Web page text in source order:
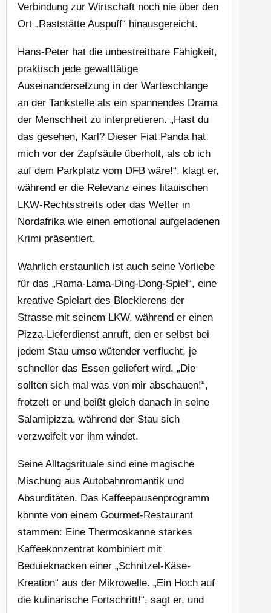
Verbindung zur Wirtschaft noch nie über den
Ort „Raststätte Auspuff“ hinausgereicht.
Hans-Peter hat die unbestreitbare Fähigkeit,
praktisch jede gewalttätige
Auseinandersetzung in der Warteschlange
an der Tankstelle als ein spannendes Drama
der Menschheit zu interpretieren. „Hast du
das gesehen, Karl? Dieser Fiat Panda hat
mich vor der Zapfsäule überholt, als ob ich
auf dem Parkplatz vom DFB wäre!“, klagt er,
während er die Relevanz eines litauischen
LKW-Rechtsstreits oder das Wetter in
Nordafrika wie einen emotional aufgeladenen
Krimi präsentiert.
Wahrlich erstaunlich ist auch seine Vorliebe
für das „Rama-Lama-Ding-Dong-Spiel“, eine
kreative Spielart des Blockierens der
Strasse mit seinem LKW, während er einen
Pizza-Lieferdienst anruft, den er selbst bei
jedem Stau umso wütender verflucht, je
schneller das Essen geliefert wird. „Die
sollten sich mal was von mir abschauen!“,
frotzelt er und beißt gleich danach in seine
Salamipizza, während der Stau sich
verzweifelt vor ihm windet.
Seine Alltagsrituale sind eine magische
Mischung aus Autobahnromantik und
Absurditäten. Das Kaffeepausenprogramm
könnte von einem Gourmet-Restaurant
stammen: Eine Thermoskanne starkes
Kaffeekonzentrat kombiniert mit
Beduieknacken einer „Schnitzel-Käse-
Kreation“ aus der Mikrowelle. „Ein Hoch auf
die kulinarische Fortschritt!“, sagt er, und